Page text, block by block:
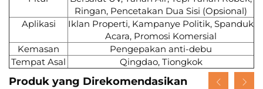
Ringan, Pencetakan Dua Sisi (Opsional)
Aplikasi
Iklan Properti, Kampanye Politik, Spanduk
Acara, Promosi Komersial
Kemasan
Pengepakan anti-debu
Tempat Asal
Qingdao, Tiongkok
Produk yang Direkomendasikan